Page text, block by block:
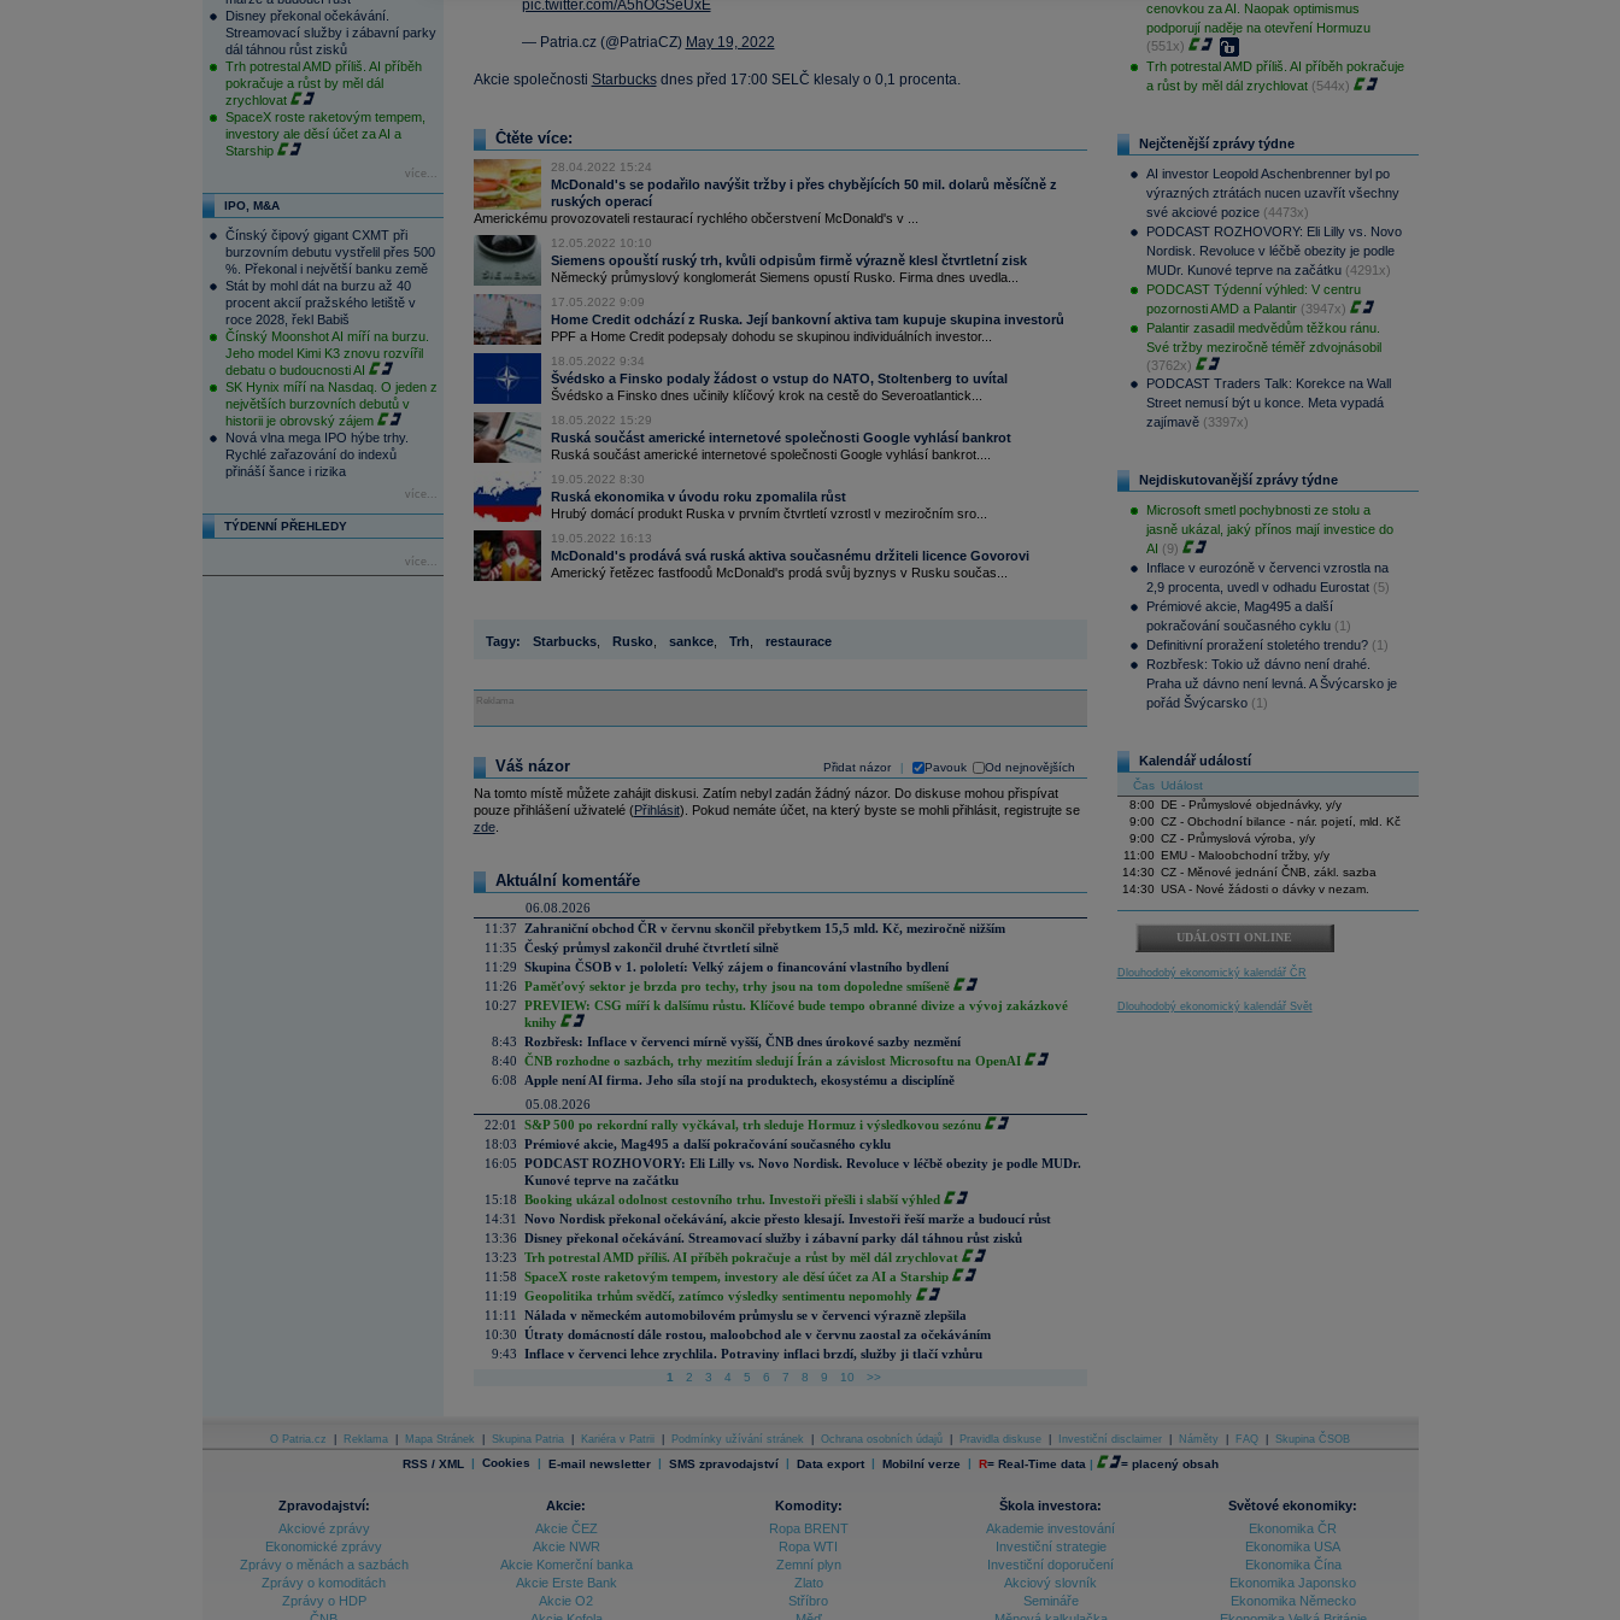
Disney překonal očekávání.
Streamovací služby i zábavní parky
dál táhnou růst zisků
Trh potrestal AMD příliš. AI příběh
pokračuje a růst by měl dál
zrychlovat
SpaceX roste raketovým tempem,
investory ale děsí účet za AI a
Starship
více...
IPO, M&A
Čínský čipový gigant CXMT při
burzovním debutu vystřelil přes 500
%. Překonal i největší banku země
Stát by mohl dát na burzu až 40
procent akcií pražského letiště v
roce 2028, řekl Babiš
Čínský Moonshot AI míří na burzu.
Jeho model Kimi K3 znovu rozvířil
debatu o budoucnosti AI
SK Hynix míří na Nasdaq. O jeden z
největších burzovních debutů v
historii je obrovský zájem
Nová vlna mega IPO hýbe trhy.
Rychlé zařazování do indexů
přináší šance i rizika
více...
TÝDENNÍ PŘEHLEDY
více...
pic.twitter.com/A5hOGSeUxE
— Patria.cz (@PatriaCZ) May 19, 2022
Akcie společnosti Starbucksdnes před 17:00 SELČ klesaly o 0,1 procenta.
Čtěte více:
28.04.2022 15:24
McDonald's se podařilo navýšit tržby i přes chybějících 50 mil. dolarů měsíčně z
ruských operací
Americkému provozovateli restaurací rychlého občerstvení McDonald's v ...
12.05.2022 10:10
Siemens opouští ruský trh, kvůli odpisům firmě výrazně klesl čtvrtletní zisk
Německý průmyslový konglomerát Siemens opustí Rusko. Firma dnes uvedla...
17.05.2022 9:09
Home Credit odchází z Ruska. Její bankovní aktiva tam kupuje skupina investorů
PPF a Home Credit podepsaly dohodu se skupinou individuálních investor...
18.05.2022 9:34
Švédsko a Finsko podaly žádost o vstup do NATO, Stoltenberg to uvítal
Švédsko a Finsko dnes učinily klíčový krok na cestě do Severoatlantick...
18.05.2022 15:29
Ruská součást americké internetové společnosti Google vyhlásí bankrot
Ruská součást americké internetové společnosti Google vyhlásí bankrot....
19.05.2022 8:30
Ruská ekonomika v úvodu roku zpomalila růst
Hrubý domácí produkt Ruska v prvním čtvrtletí vzrostl v meziročním sro...
19.05.2022 16:13
McDonald's prodává svá ruská aktiva současnému držiteli licence Govorovi
Americký řetězec fastfoodů McDonald's prodá svůj byznys v Rusku součas...
Tagy: Starbucks, Rusko, sankce, Trh restaurace
Reklama
Přidat názor Pavouk Od nejnovějších
Váš názor
Na tomto místě můžete zahájit diskusi. Zatím nebyl zadán žádný názor. Do diskuse mohou přispívat
pouze přihlášení uživatelé (Přihlásit). Pokud nemáte účet, na který byste se mohli přihlásit, registrujte se
zde.
Aktuální komentáře
06.08.2026
11:37
Zahraniční obchod ČR v červnu skončil přebytkem 15,5 mld. Kč, meziročně nižším
11:35 Český průmysl zakončil druhé čtvrtletí silně
11:29 Skupina ČSOB v 1. pololetí: Velký zájem o financování vlastního bydlení
11:26 Paměťový sektor je brzda pro techy, trhy jsou na tom dopoledne smíšeně
10:27 PREVIEW: CSG míří k dalšímu růstu. Klíčové bude tempo obranné divize a vývoj zakázkové
knihy
8:43 Rozbřesk: Inflace v červenci mírně vyšší, ČNB dnes úrokové sazby nezmění
8:40 ČNB rozhodne o sazbách, trhy mezitím sledují Írán a závislost Microsoftu na OpenAI
6:08
Apple není AI firma. Jeho síla stojí na produktech, ekosystému a disciplíně
05.08.2026
22:01
S&P 500 po rekordní rally vyčkával, trh sleduje Hormuz i výsledkovou sezónu
18:03 Prémiové akcie, Mag495 a další pokračování současného cyklu
16:05 PODCAST ROZHOVORY: Eli Lilly vs. Novo Nordisk. Revoluce v léčbě obezity je podle MUDr.
Kunové teprve na začátku
15:18 Booking ukázal odolnost cestovního trhu. Investoři přešli i slabší výhled
14:31
Novo Nordisk překonal očekávání, akcie přesto klesají. Investoři řeší marže a budoucí růst
13:36 Disney překonal očekávání. Streamovací služby i zábavní parky dál táhnou růst zisků
13:23 Trh potrestal AMD příliš. AI příběh pokračuje a růst by měl dál zrychlovat
11:58 SpaceX roste raketovým tempem, investory ale děsí účet za AI a Starship
11:19 Geopolitika trhům svědčí, zatímco výsledky sentimentu nepomohly
11:11
Nálada v německém automobilovém průmyslu se v červenci výrazně zlepšila
10:30 Útraty domácností dále rostou, maloobchod ale v červnu zaostal za očekáváním
9:43 Inflace v červenci lehce zrychlila. Potraviny inflaci brzdí, služby ji tlačí vzhůru
1 2 3 4 5 6 7 8 9 10 >>
cenovkou za AI. Naopak optimismus
podporují naděje na otevření Hormuzu
(551x)
Trh potrestal AMD příliš. AI příběh pokračuje
a růst by měl dál zrychlovat (544x)
Nejčtenější zprávy týdne
AI investor Leopold Aschenbrenner byl po
výrazných ztrátách nucen uzavřít všechny
své akciové pozice (4473x)
PODCAST ROZHOVORY: Eli Lilly vs. Novo
Nordisk. Revoluce v léčbě obezity je podle
MUDr. Kunové teprve na začátku (4291x)
PODCAST Týdenní výhled: V centru
pozornosti AMD a Palantir (3947x)
Palantir zasadil medvědům těžkou ránu.
Své tržby meziročně téměř zdvojnásobil
(3762x)
PODCAST Traders Talk: Korekce na Wall
Street nemusí být u konce. Meta vypadá
zajímavě (3397x)
Nejdiskutovanější zprávy týdne
Microsoft smetl pochybnosti ze stolu a
jasně ukázal, jaký přínos mají investice do
AI (9)
Inflace v eurozóně v červenci vzrostla na
2,9 procenta, uvedl v odhadu Eurostat (5)
Prémiové akcie, Mag495 a další
pokračování současného cyklu (1)
Definitivní proražení stoletého trendu? (1)
Rozbřesk: Tokio už dávno není drahé.
Praha už dávno není levná. A Švýcarsko je
pořád Švýcarsko (1)
Kalendář událostí
Čas Událost
8:00
DE - Průmyslové objednávky, y/y
9:00 CZ - Obchodní bilance - nár. pojetí, mld. Kč
9:00 CZ - Průmyslová výroba, y/y
11:00
EMU - Maloobchodní tržby, y/y
14:30 CZ - Měnové jednání ČNB, zákl. sazba
14:30 USA - Nové žádosti o dávky v nezam.
UDÁLOSTI ONLINE
Dlouhodobý ekonomický kalendář ČR
Dlouhodobý ekonomický kalendář Svět
O Patria.cz Reklama Mapa Stránek Skupina Patria Kariéra v Patrii Podmínky užívání stránek Ochrana osobních údajů Pravidla diskuse Investiční disclaimer Náměty FAQ Skupina ČSOB
RSS / XML | Cookies | E-mail newsletter | SMS zpravodajství | Data export | Mobilní verze | R= Real-Time data | = placený obsah
Zpravodajství:
Akciové zprávy
Ekonomické zprávy
Zprávy o měnách a sazbách
Zprávy o komoditách
Zprávy o HDP
Akcie:
Akcie ČEZ
Akcie NWR
Akcie Komerční banka
Akcie Erste Bank
Akcie O2
Komodity:
Ropa BRENT
Ropa WTI
Zemní plyn
Zlato
Stříbro
Škola investora:
Akademie investování
Investiční strategie
Investiční doporučení
Akciový slovník
Semináře
Světové ekonomiky:
Ekonomika ČR
Ekonomika USA
Ekonomika Čína
Ekonomika Japonsko
Ekonomika Německo